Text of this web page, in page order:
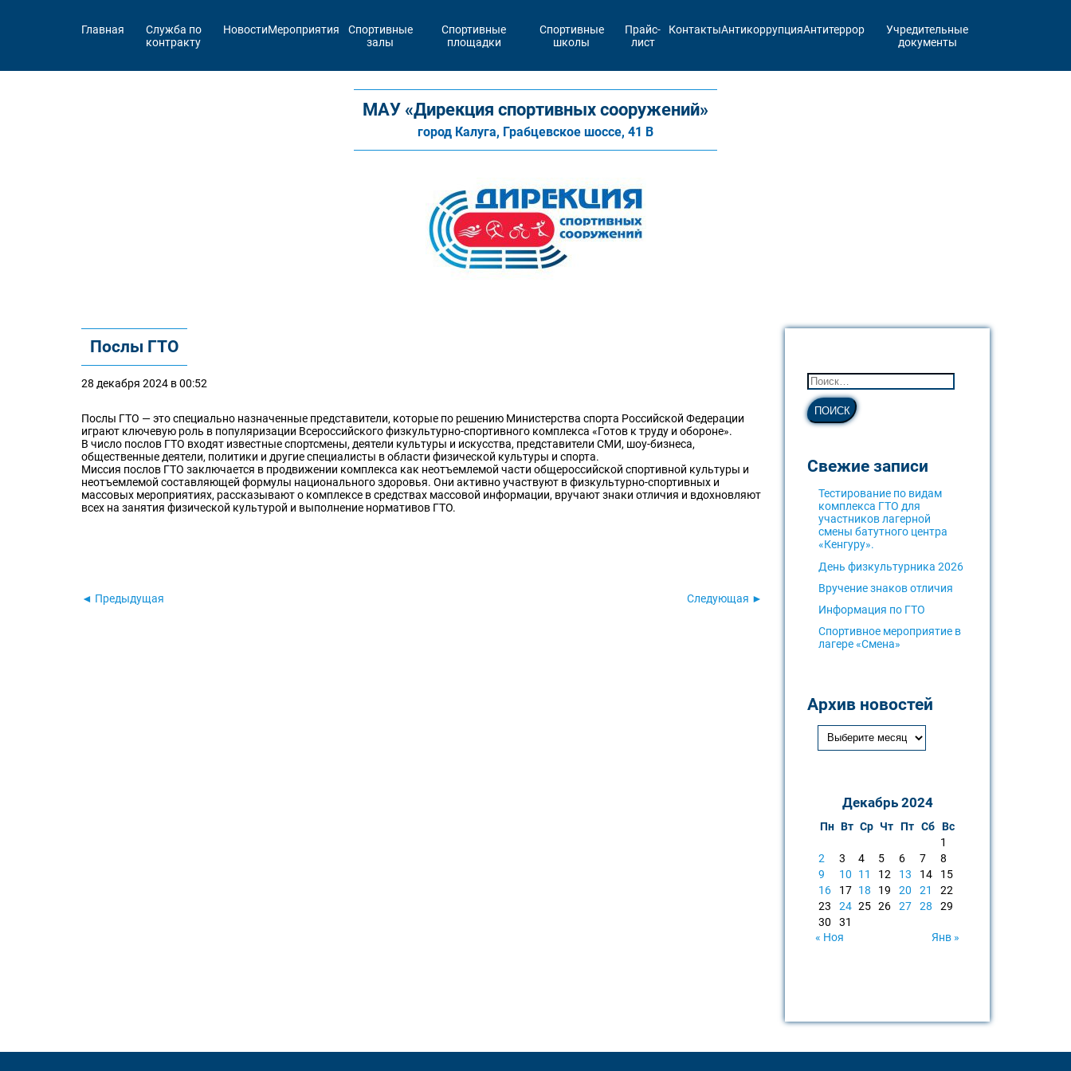
Главная
Служба по
контракту
НовостиМероприятия
Спортивные
залы
Спортивные
площадки
Спортивные
школы
Прайс-
лист
КонтактыАнтикоррупцияАнтитеррор
Учредительные
документы
МАУ «Дирекция спортивных сооружений»
город Калуга, Грабцевское шоссе, 41 В
Послы ГТО
28 декабря 2024 в 00:52
Послы ГТО — это специально назначенные представители, которые по решению Министерства спорта Российской Федерации
играют ключевую роль в популяризации Всероссийского физкультурно-спортивного комплекса «Готов к труду и обороне».
В число послов ГТО входят известные спортсмены, деятели культуры и искусства, представители СМИ, шоу-бизнеса,
общественные деятели, политики и другие специалисты в области физической культуры и спорта.
Миссия послов ГТО заключается в продвижении комплекса как неотъемлемой части общероссийской спортивной культуры и
неотъемлемой составляющей формулы национального здоровья. Они активно участвуют в физкультурно-спортивных и
массовых мероприятиях, рассказывают о комплексе в средствах массовой информации, вручают знаки отличия и вдохновляют
всех на занятия физической культурой и выполнение нормативов ГТО.
◄ Предыдущая Следующая ►
Свежие записи
Тестирование по видам
комплекса ГТО для
участников лагерной
смены батутного центра
«Кенгуру».
День физкультурника 2026
Вручение знаков отличия
Информация по ГТО
Спортивное мероприятие в
лагере «Смена»
Архив новостей
Декабрь 2024
Пн Вт Ср Чт Пт Сб Вс
1
2
3 4 5 6 7
8
9
10 11 12 13 14
15
16
17 18 19 20 21
22
23
24 25 26 27 28
29
30
31
« Ноя
Янв »